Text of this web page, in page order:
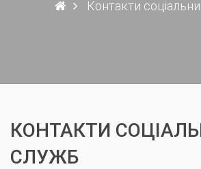
Контакти
КОНТАКТИ
СЛУЖБ